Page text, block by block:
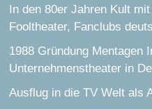
In den 80er Jahren Kult
Fooltheater, Fanclubs
1988 Gründung Mentagen
Unternehmenstheater in
Ausflug in die TV Welt als